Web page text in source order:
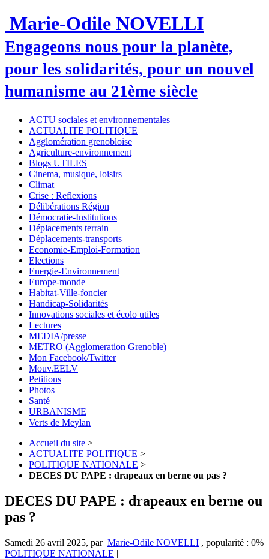
Marie-Odile NOVELLI
Engageons nous pour la planète,
pour les solidarités, pour un nouvel
humanisme au 21ème siècle
ACTU sociales et environnementales
ACTUALITE POLITIQUE
Agglomération grenobloise
Agriculture-environnement
Blogs UTILES
Cinema, musique, loisirs
Climat
Crise : Reflexions
Délibérations Région
Démocratie-Institutions
Déplacements terrain
Déplacements-transports
Economie-Emploi-Formation
Elections
Energie-Environnement
Europe-monde
Habitat-Ville-foncier
Handicap-Solidarités
Innovations sociales et écolo utiles
Lectures
MEDIA/presse
METRO (Agglomeration Grenoble)
Mon Facebook/Twitter
Mouv.EELV
Petitions
Photos
Santé
URBANISME
Verts de Meylan
Accueil du site >
ACTUALITE POLITIQUE >
POLITIQUE NATIONALE >
DECES DU PAPE : drapeaux en berne ou pas ?
DECES DU PAPE : drapeaux en berne ou
pas ?
Samedi 26 avril 2025, par Marie-Odile NOVELLI , popularité : 0%
POLITIQUE NATIONALE |